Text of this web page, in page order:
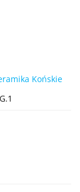
Końskie